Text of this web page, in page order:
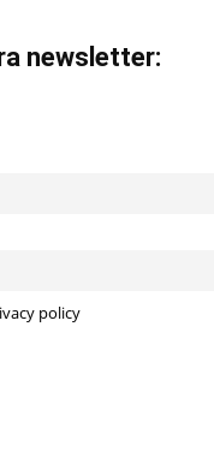
newsletter:
policy